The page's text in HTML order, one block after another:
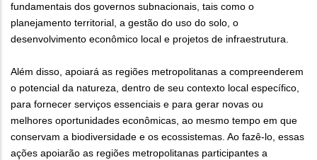
fundamentais dos governos subnacionais, tais como o
planejamento territorial, a gestão do uso do solo, o
desenvolvimento econômico local e projetos de infraestrutura.
Além disso, apoiará as regiões metropolitanas a compreenderem
o potencial da natureza, dentro de seu contexto local específico,
para fornecer serviços essenciais e para gerar novas ou
melhores oportunidades econômicas, ao mesmo tempo em que
conservam a biodiversidade e os ecossistemas. Ao fazê-lo, essas
ações apoiarão as regiões metropolitanas participantes a